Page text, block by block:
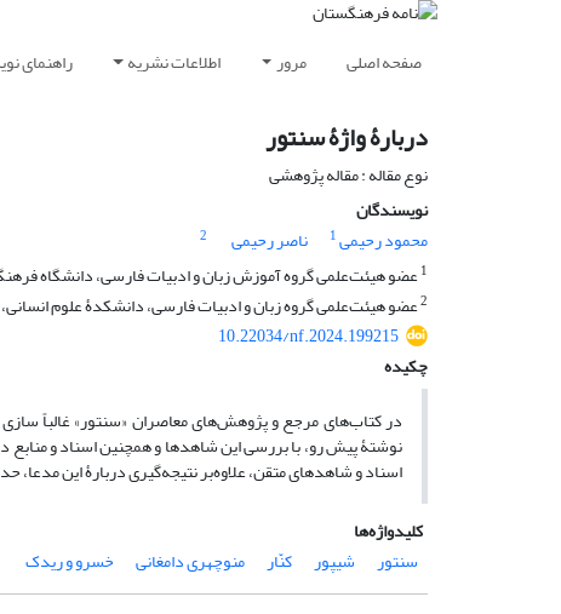
صفحه اصلی مرور اطلاعات نشریه راهنمای
دربارۀ واژۀ سنتور
نوع مقاله : مقاله پژوهشی
نویسندگان
محمود رحیمی1 ناصر رحیمی
2
1عضو هیئت‌علمی گروه آموزش زبان و ادبیات فارسی، دانشگاه
2عضو هیئت‌علمی گروه زبان و ادبیات فارسی، دانشکدﮤ علوم
10.22034/nf.2024.199215
چکیده
در کتاب‌های مرجع و پژوهش‌های معاصران «سنتور» غالباً سازی
نوشتۀ پیش رو، با بررسی این شاهدها و همچنین اسناد و
اسناد و شاهدهای متقن، علاوه‌بر نتیجه‌گیری دربارﮤ این
کلیدواژه‌ها
سنتور
شیپور کنّار منوچهری دامغانی خسرو و ریدک